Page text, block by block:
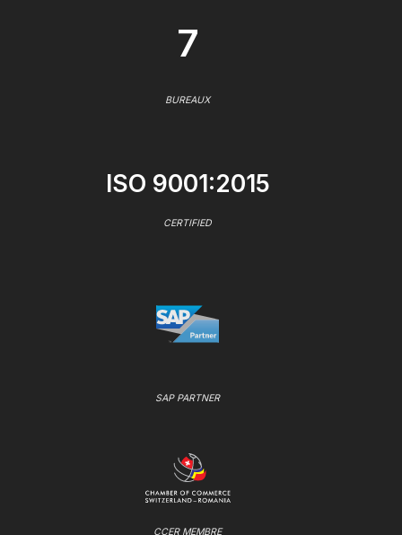
7
BUREAUX
ISO 9001:2015
CERTIFIED
SAP PARTNER
CCER MEMBRE